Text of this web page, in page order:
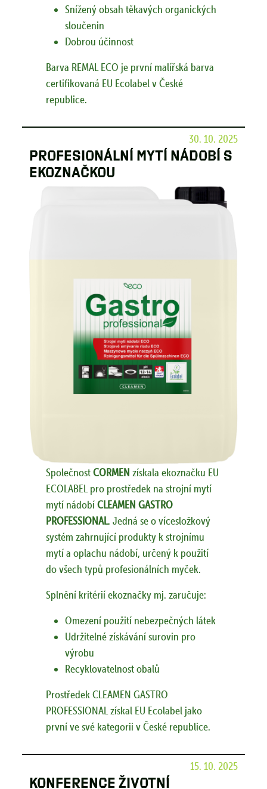
Snížený obsah těkavých organických
sloučenin
Dobrou účinnost
Barva REMAL ECO je první malířská barva
certifikovaná EU Ecolabel v České
republice.
30. 10. 2025
Profesionální mytí nádobí s
ekoznačkou
SpolečnostCORMEN získala ekoznačku EU
ECOLABEL pro prostředek na strojní mytí
mytí nádobíCLEAMEN GASTRO
PROFESSIONAL. Jedná se o vícesložkový
systém zahrnující produkty k strojnímu
mytí a oplachu nádobí, určený k použití
do všech typů profesionálních myček.
Splnění kritérií ekoznačky mj. zaručuje:
Omezení použití nebezpečných látek
Udržitelné získávání surovin pro
výrobu
Recyklovatelnost obalů
Prostředek CLEAMEN GASTRO
PROFESSIONAL získal EU Ecolabel jako
první ve své kategorii v České republice.
15. 10. 2025
Konference Životní